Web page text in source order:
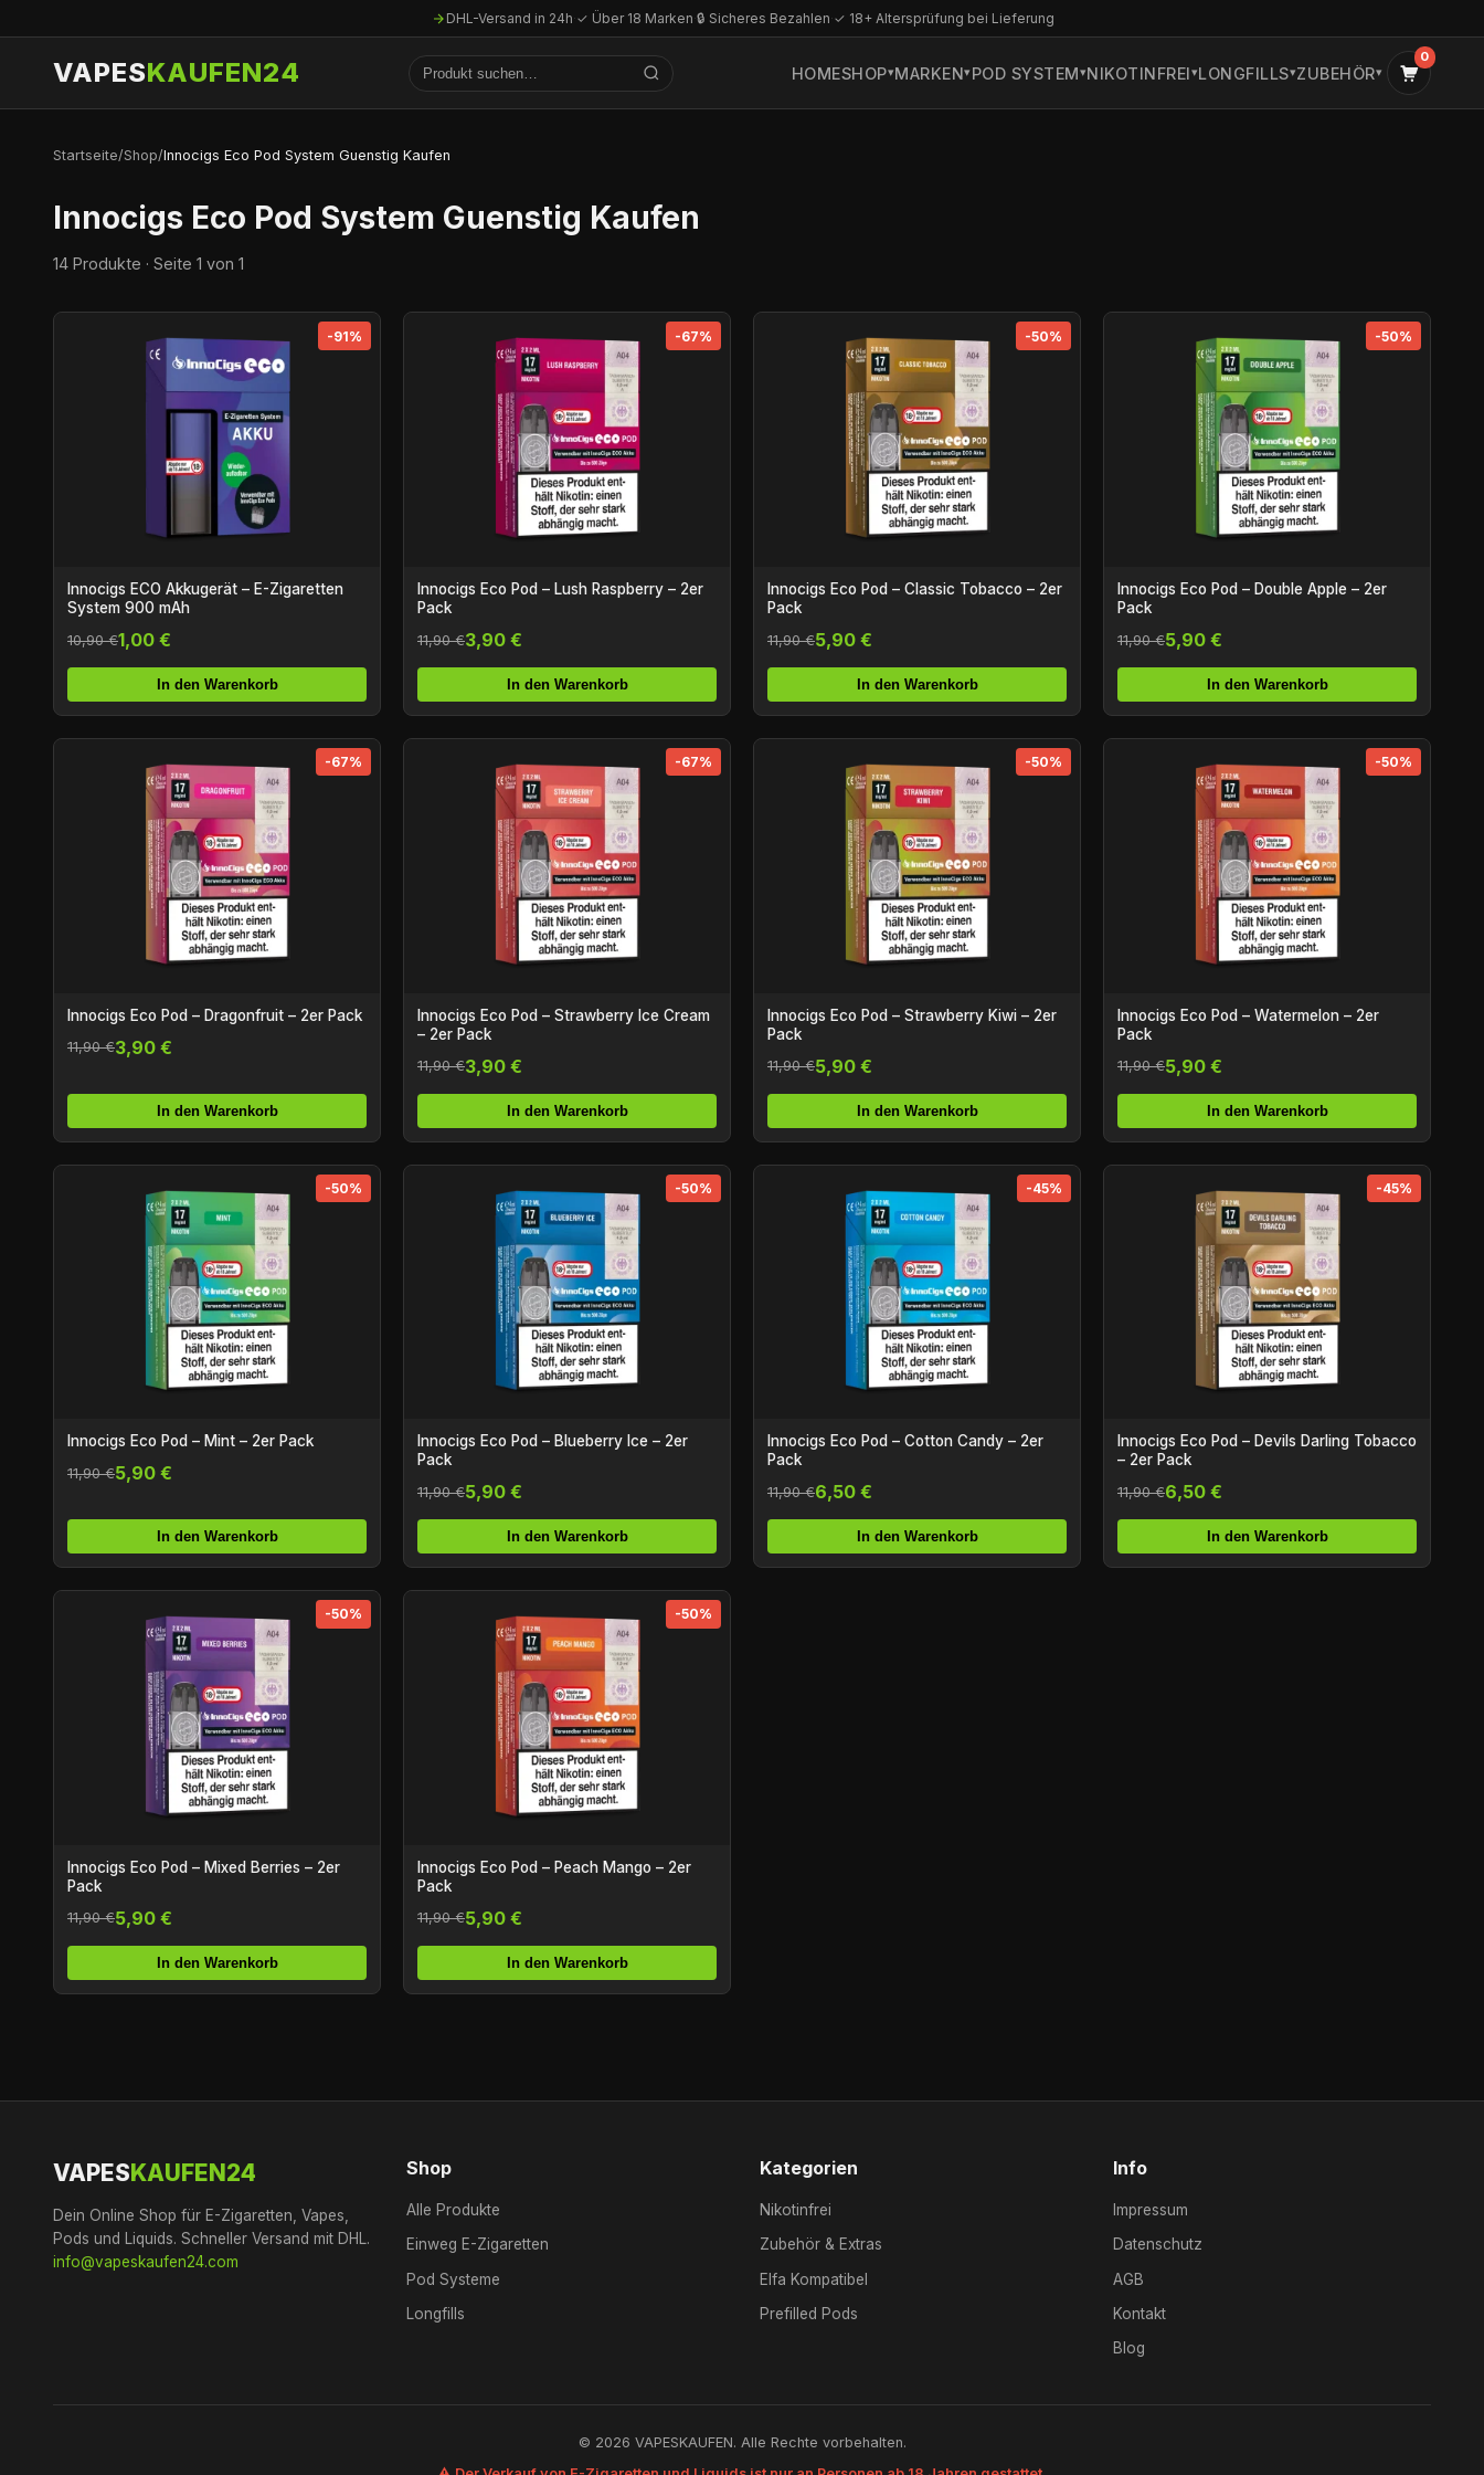
DHL-Versand in 24h·✓ Über 18 Marken·🔒 Sicheres Bezahlen·✓ 18+ Altersprüfung bei Lieferung
VAPESKAUFEN24 HOMESHOP MARKEN POD SYSTEM NIKOTINFREI LONGFILLS ZUBEHÖR
0
Startseite/Shop/Innocigs Eco Pod System Guenstig Kaufen
Innocigs Eco Pod System Guenstig Kaufen
14 Produkte · Seite 1 von 1
-91%
Innocigs ECO Akkugerät – E-Zigaretten
System 900 mAh
10,90 €1,00 €
In den Warenkorb
-67%
Innocigs Eco Pod – Lush Raspberry – 2er
Pack
11,90 €3,90 €
In den Warenkorb
-50%
Innocigs Eco Pod – Classic Tobacco – 2er
Pack
11,90 €5,90 €
In den Warenkorb
-50%
Innocigs Eco Pod – Double Apple – 2er
Pack
11,90 €5,90 €
In den Warenkorb
-67%
Innocigs Eco Pod – Dragonfruit – 2er Pack
11,90 €3,90 €
In den Warenkorb
-67%
Innocigs Eco Pod – Strawberry Ice Cream
– 2er Pack
11,90 €3,90 €
In den Warenkorb
-50%
Innocigs Eco Pod – Strawberry Kiwi – 2er
Pack
11,90 €5,90 €
In den Warenkorb
-50%
Innocigs Eco Pod – Watermelon – 2er
Pack
11,90 €5,90 €
In den Warenkorb
-50%
Innocigs Eco Pod – Mint – 2er Pack
11,90 €5,90 €
In den Warenkorb
-50%
Innocigs Eco Pod – Blueberry Ice – 2er
Pack
11,90 €5,90 €
In den Warenkorb
-45%
Innocigs Eco Pod – Cotton Candy – 2er
Pack
11,90 €6,50 €
In den Warenkorb
-45%
Innocigs Eco Pod – Devils Darling Tobacco
– 2er Pack
11,90 €6,50 €
In den Warenkorb
-50%
Innocigs Eco Pod – Mixed Berries – 2er
Pack
11,90 €5,90 €
In den Warenkorb
-50%
Innocigs Eco Pod – Peach Mango – 2er
Pack
11,90 €5,90 €
In den Warenkorb
VAPESKAUFEN24
Dein Online Shop für E-Zigaretten, Vapes,
Pods und Liquids. Schneller Versand mit DHL.
info@vapeskaufen24.com
Shop
Alle Produkte
Einweg E-Zigaretten
Pod Systeme
Longfills
Kategorien
Nikotinfrei
Zubehör & Extras
Elfa Kompatibel
Prefilled Pods
Info
Impressum
Datenschutz
AGB
Kontakt
Blog
© 2026 VAPESKAUFEN. Alle Rechte vorbehalten.